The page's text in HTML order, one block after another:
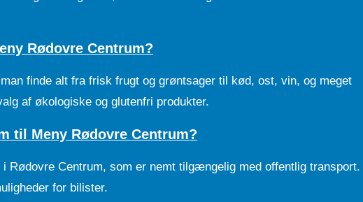
Rødovre Centrum?
man finde alt fra frisk frugt og grøntsager til kød, ost, vin, og meget
af økologiske og glutenfri produkter.
til Meny Rødovre Centrum?
Rødovre Centrum, som er nemt tilgængelig med offentlig transport.
for bilister.